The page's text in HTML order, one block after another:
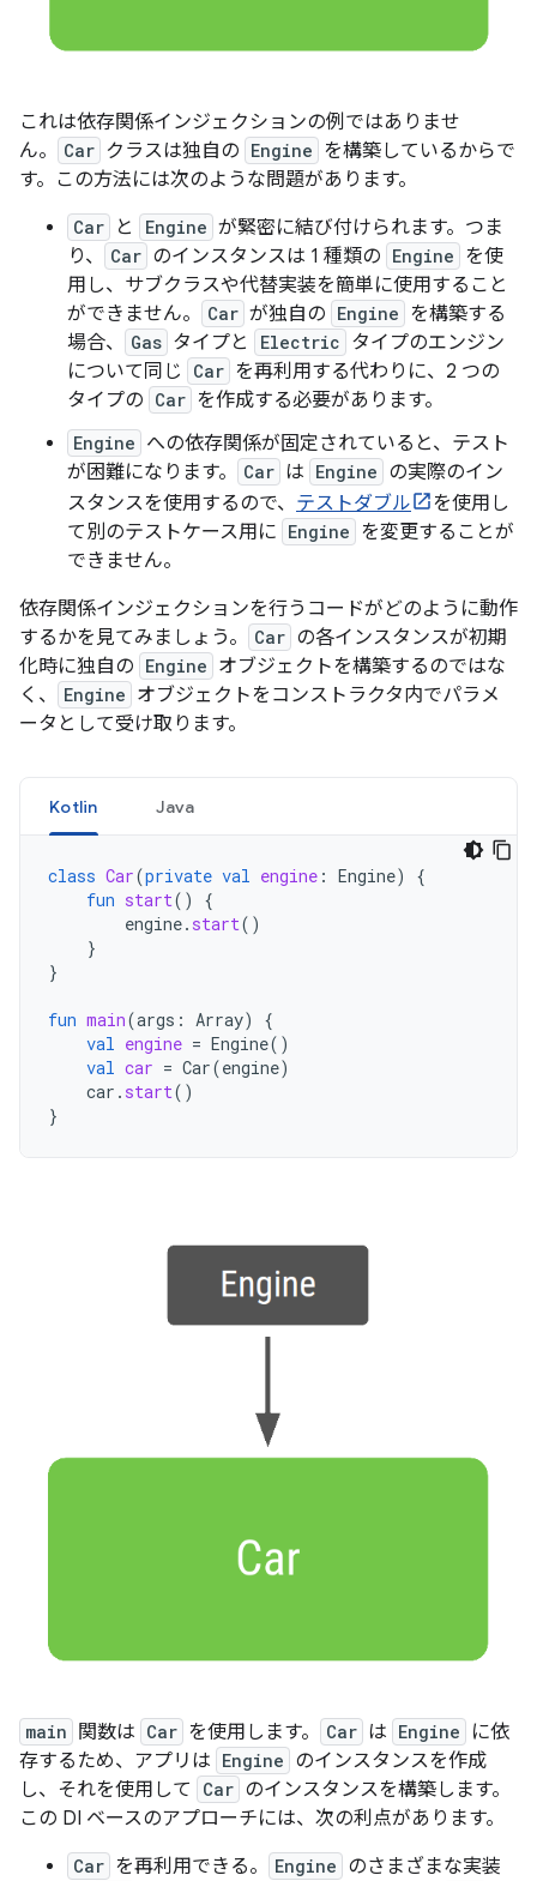
これは依存関係インジェクションの例ではありませ
ん。
Car クラスは独自の Engine を構築しているからで
す。この方法には次のような問題があります。
Car と Engine が緊密に結び付けられます。つま
り、
Car のインスタンスは 1 種類の Engine を使
用し、サブクラスや代替実装を簡単に使用すること
ができません。
Car が独自の Engine を構築する
場合、
Gas タイプと Electric タイプのエンジン
について同じ
Car を再利用する代わりに、2 つの
タイプの Car を作成する必要があります。
Engine への依存関係が固定されていると、テスト
が困難になります。
Car は Engine の実際のイン
スタンスを使用するので、 テストダブル
を使用し
て別のテストケース用に Engine を変更することが
できません。
依存関係インジェクションを行うコードがどのように動作
するかを見てみましょう。
Car の各インスタンスが初期
化時に独自の Engine オブジェクトを構築するのではな
く、
Engine オブジェクトをコンストラクタ内でパラメ
ータとして受け取ります。
Kotlin Java
class Car(private val engine : Engine)
{
fun start()
{
engine. start()
}
}
fun main(args : Array)
{
val engine = Engine()
val car = Car(engine)
car . start()
}
main 関数は Car を使用します。 Car は Engine
に依
存するため、アプリは Engine のインスタンスを作成
し、それを使用して
Car のインスタンスを構築します。
この DI ベースのアプローチには、次の利点があります。
Car を再利用できる。 Engine のさまざまな実装